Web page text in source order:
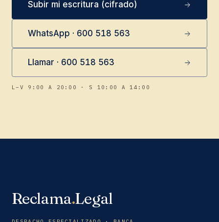
Subir mi escritura (cifrado)
WhatsApp · 600 518 563
Llamar · 600 518 563
L–V 9:00 A 20:00 · S 10:00 A 14:00
Reclama.Legal